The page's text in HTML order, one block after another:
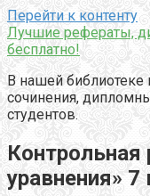
Перейти к контенту
Лучшие рефераты,
бесплатно!
В нашей
сочинения,
студентов.
Контрольная
уравнения» 7